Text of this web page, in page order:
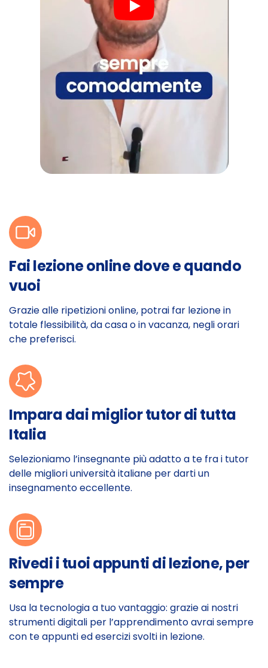
Fai lezione online dove e quando
vuoi
Grazie alle ripetizioni online, potrai far lezione in
totale flessibilità, da casa o in vacanza, negli orari
che preferisci.
Impara dai miglior tutor di tutta
Italia
Selezioniamo l’insegnante più adatto a te fra i tutor
delle migliori università italiane per darti un
insegnamento eccellente.
Rivedi i tuoi appunti di lezione, per
sempre
Usa la tecnologia a tuo vantaggio: grazie ai nostri
strumenti digitali per l’apprendimento avrai sempre
con te appunti ed esercizi svolti in lezione.